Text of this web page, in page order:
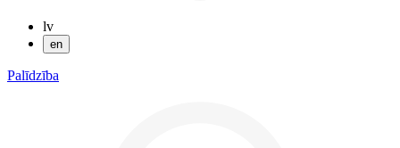
lv
en
Palīdzība